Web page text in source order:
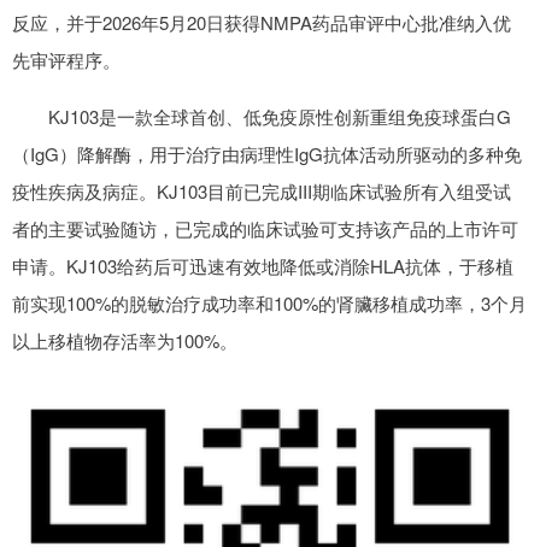
反应，并于2026年5月20日获得NMPA药品审评中心批准纳入优
先审评程序。
KJ103是一款全球首创、低免疫原性创新重组免疫球蛋白G
（IgG）降解酶，用于治疗由病理性IgG抗体活动所驱动的多种免
疫性疾病及病症。KJ103目前已完成III期临床试验所有入组受试
者的主要试验随访，已完成的临床试验可支持该产品的上市许可
申请。KJ103给药后可迅速有效地降低或消除HLA抗体，于移植
前实现100%的脱敏治疗成功率和100%的肾臟移植成功率，3个月
以上移植物存活率为100%。